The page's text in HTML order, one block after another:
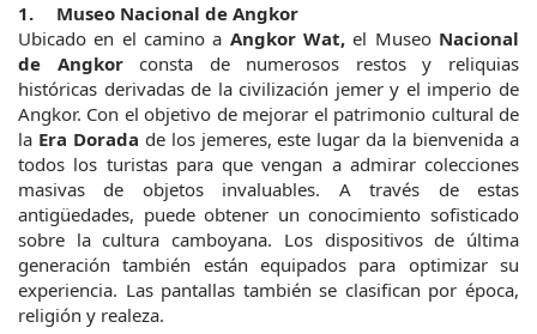
1.	Museo Nacional de Angkor
Ubicado en el camino a Angkor Wat, el Museo Nacional
de Angkor consta de numerosos restos y reliquias
históricas derivadas de la civilización jemer y el imperio de
Angkor. Con el objetivo de mejorar el patrimonio cultural de
la Era Dorada de los jemeres, este lugar da la bienvenida a
todos los turistas para que vengan a admirar colecciones
masivas de objetos invaluables. A través de estas
antigüedades, puede obtener un conocimiento sofisticado
sobre la cultura camboyana. Los dispositivos de última
generación también están equipados para optimizar su
experiencia. Las pantallas también se clasifican por época,
religión y realeza.